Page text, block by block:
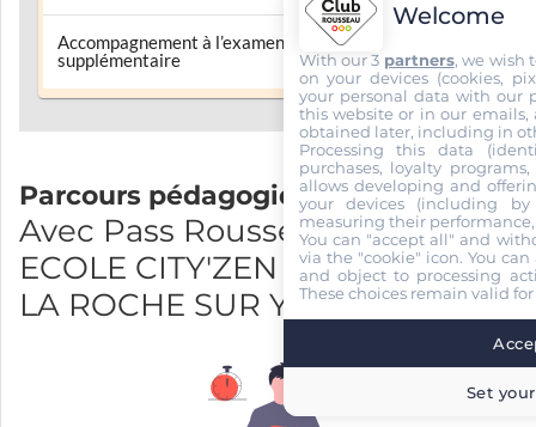
Accompagnement à l’examen
supplémentaire
42.00 €
Parcours pédagogique
Avec Pass Rousseau et AUTO
ECOLE CITY'ZEN marionneau
LA ROCHE SUR YON
Welcome
With our 3 partners, we wish
on your devices (cookies,
your personal data with our
this website or in our emails,
obtained later, including in
Processing this data
purchases, loyalty
allows developing and
your devices (including
measuring their
You can "accept all" and
via the "cookie" icon. You
and object to processing
These choices remain valid
Set